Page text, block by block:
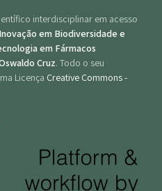
interdisciplinar em acesso
em Biodiversidade e
em Fármacos
Cruz. Todo o seu
Licença Creative Commons -